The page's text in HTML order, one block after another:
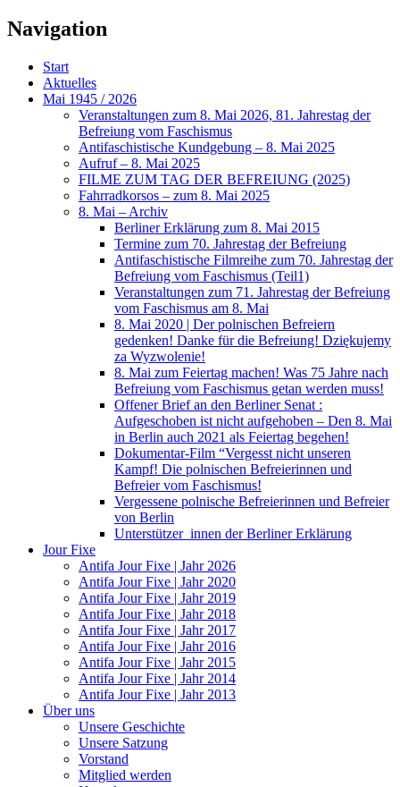
Navigation
Start
Aktuelles
Mai 1945 / 2026
Veranstaltungen zum 8. Mai 2026, 81. Jahrestag der
Befreiung vom Faschismus
Antifaschistische Kundgebung – 8. Mai 2025
Aufruf – 8. Mai 2025
FILME ZUM TAG DER BEFREIUNG (2025)
Fahrradkorsos – zum 8. Mai 2025
8. Mai – Archiv
Berliner Erklärung zum 8. Mai 2015
Termine zum 70. Jahrestag der Befreiung
Antifaschistische Filmreihe zum 70. Jahrestag der
Befreiung vom Faschismus (Teil1)
Veranstaltungen zum 71. Jahrestag der Befreiung
vom Faschismus am 8. Mai
8. Mai 2020 | Der polnischen Befreiern
gedenken! Danke für die Befreiung! Dziękujemy
za Wyzwolenie!
8. Mai zum Feiertag machen! Was 75 Jahre nach
Befreiung vom Faschismus getan werden muss!
Offener Brief an den Berliner Senat :
Aufgeschoben ist nicht aufgehoben – Den 8. Mai
in Berlin auch 2021 als Feiertag begehen!
Dokumentar-Film “Vergesst nicht unseren
Kampf! Die polnischen Befreierinnen und
Befreier vom Faschismus!
Vergessene polnische Befreierinnen und Befreier
von Berlin
Unterstützer_innen der Berliner Erklärung
Jour Fixe
Antifa Jour Fixe | Jahr 2026
Antifa Jour Fixe | Jahr 2020
Antifa Jour Fixe | Jahr 2019
Antifa Jour Fixe | Jahr 2018
Antifa Jour Fixe | Jahr 2017
Antifa Jour Fixe | Jahr 2016
Antifa Jour Fixe | Jahr 2015
Antifa Jour Fixe | Jahr 2014
Antifa Jour Fixe | Jahr 2013
Über uns
Unsere Geschichte
Unsere Satzung
Vorstand
Mitglied werden